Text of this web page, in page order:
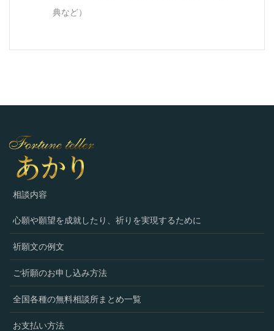
典など）
相談内容
心願や願望を成就したり、祈りを実現するために
祈願文の例文
ご祈願のお申し込み方法
全国各種の無料相談所まとめ一覧
お支払い方法